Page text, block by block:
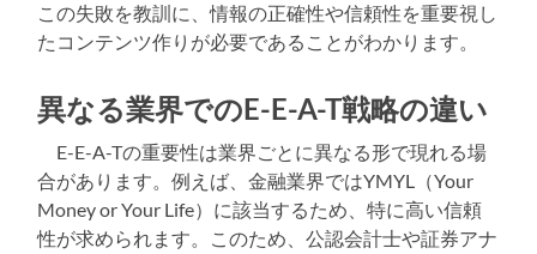
この失敗を教訓に、情報の正確性や信頼性を重要視し
たコンテンツ作りが必要であることがわかります。
異なる業界でのE-E-A-T戦略の違い
E-E-A-Tの重要性は業界ごとに異なる形で現れる場
合があります。例えば、金融業界ではYMYL（Your
Money or Your Life）に該当するため、特に高い信頼
性が求められます。このため、公認会計士や証券アナ